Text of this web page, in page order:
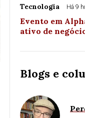
Tecnologia Há 9
Evento em
ativo de
Blogs e